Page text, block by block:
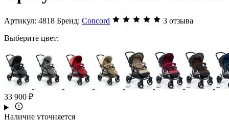
Артикул: 4818 Бренд: Concord
3 отзыва
Выберите цвет:
33 900 ₽
Наличие уточняется